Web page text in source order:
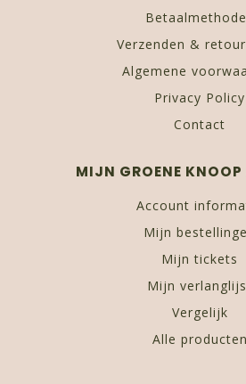
Verzenden &
Algemene
Privacy Policy
Contact
MIJN GROENE
Account
Mijn
Mijn tickets
Mijn
Vergelijk
Alle producten